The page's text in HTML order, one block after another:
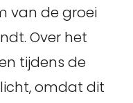
van de groei
Over het
tijdens de
omdat dit